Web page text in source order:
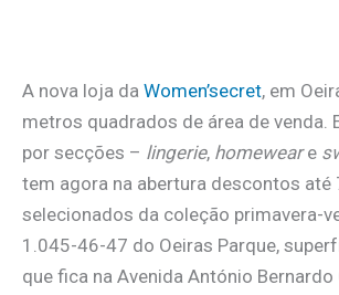
A nova loja da Women’secret, em
metros quadrados de área de venda.
por secções – lingerie, homeweare
tem agora na abertura descontos até
selecionados da coleção primavera-
1.045-46-47 do Oeiras Parque,
que fica na Avenida António Bernardo